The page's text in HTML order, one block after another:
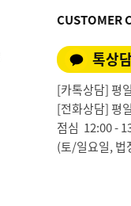
CUSTOMER
톡상담
[카톡상담] 평
[전화상담] 평
점심 12:00 -
(토/일요일, 법